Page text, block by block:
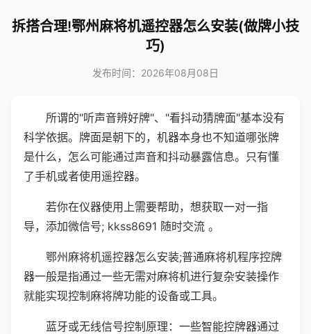
拆搭合理!鄂州麻将机遥控器怎么安装(做牌小技
巧)
发布时间：2026年08月08日
所谓的"听声音辨好牌"、"看抖动猜牌面"基本没有
科学依据。牌面是朝下的，机器本身也不知道哪张牌
是什么，怎么可能通过声音和抖动暴露信息。只有懂
了手机或者使用遥控器。
若你在仪器使用上需要帮助，想获取一对一指
导，添加微信号; kkss8691 随时交流 。
鄂州麻将机遥控器怎么安装;普通麻将机程序控牌
器一般是指通过一些无需对麻将机进行复杂安装操作
就能实现控制麻将牌功能的设备或工具。
蓝牙或无线信号控制原理：一些智能控牌器通过